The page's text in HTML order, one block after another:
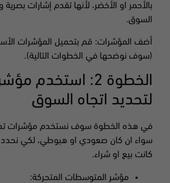
بالأحمر او الأخضر، لأنها تقدم إشارات
السوق.
أضف المؤشرات: قم بتحميل المؤشرات
(سوف نوضحها في الخطوات التالية).
الخطوة 2: استخدم
لتحديد اتجاه السوق
في هذه الخطوة سوف نستخدم مؤشرات
سواء ان كان صعودي او هبوطي، لكي نحدد
كانت بيع او شراء.
مؤشر المتوسطات المتحركة: